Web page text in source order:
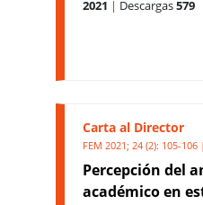
2021 | Descargas579
Carta al Director
FEM 2021; 24 (2): 105-106
Percepción del
académico en